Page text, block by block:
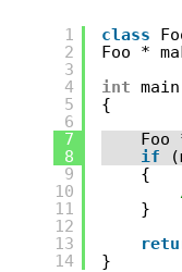
1
2
3
4
5
6
7
8
9
10
11
12
13
14
class
Foo *
int
{
Foo
if
{
}
}